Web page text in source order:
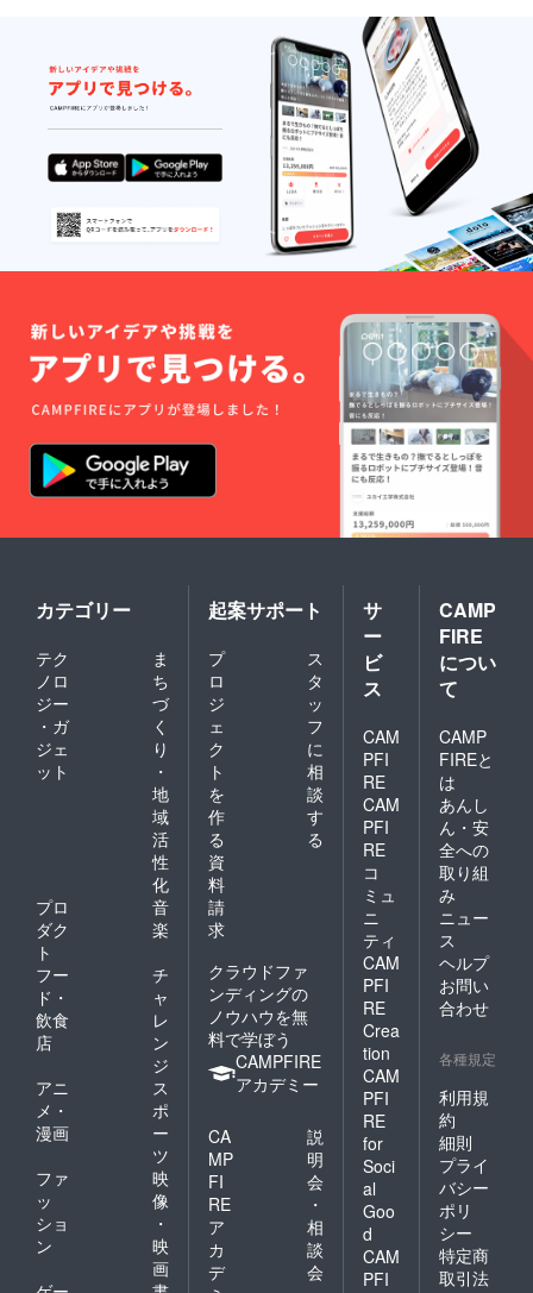
方に写
真を送
らせて
いただ
きま
す、そ
して御
来店の
際にそ
の画像
をかざ
してい
ただき
お名前
さいま
せ オリ
ジナル
カクテ
ルをご
用意致
します
※ご来店
頂いた
はノン
で提供
致しま
エッセ
イ本は
郵送さ
せてい
ます
します
※ご来店
頂いた
未成年
の方へ
はノン
アル
コール
で提供
致しま
す ※
エッセ
イ本は
郵送さ
ただき
ます
欄にご
記載く
ださい
ませ ※
カクテ
ルチ
ケット
につき
まして
はご支
援いた
だいた
方に写
真を送
いただ
きま
す、そ
して御
来店の
際にそ
の画像
をかざ
してい
お名前
もご頂
戴くだ
せ オリ
ジナル
カクテ
ルをご
用意致
します
※ご来店
未成年
の方へ
はノン
アル
コール
で提供
致しま
エッセ
イ本は
郵送さ
せてい
ただき
ます
カテゴリー
テク
ノロ
ジー
・ガ
ジェ
ット
ま
ち
づ
く
り
・
地
域
活
性
化
プロ
ダク
ト
音
楽
フー
ド・
飲食
店
チ
ャ
レ
ン
ジ
アニ
メ・
漫画
ス
ポ
ー
ツ
ファ
ッ
ショ
ン
映
像
・
映
画
起案サポート
プ
ロ
ジ
ェ
ク
ト
を
作
る
ス
タ
ッ
フ
に
相
談
す
る
資
料
請
求
クラウドファ
ンディングの
ノウハウを無
料で学ぼう
CAMPFIRE
アカデミー
CA
MP
FI
RE
ア
カ
デ
説
明
会
・
相
談
会
サ
ー
ビ
ス
CAM
PFI
RE
CAM
PFI
RE
コ
ミュ
ニ
ティ
CAM
PFI
RE
Crea
tion
CAM
PFI
RE
for
Soci
al
Goo
d
CAM
PFI
CAMP
FIRE
につい
て
CAMP
FIREと
は
あんし
ん・安
全への
取り組
み
ニュー
ス
ヘルプ
お問い
合わせ
各種規定
利用規
約
細則
プライ
バシー
ポリ
シー
特定商
取引法